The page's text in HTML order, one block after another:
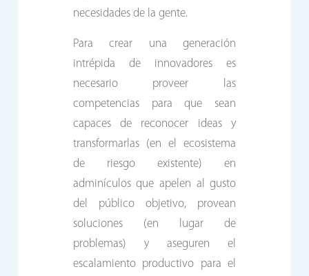
necesidades de la gente.
Para crear una generación
intrépida de innovadores es
necesario proveer las
competencias para que sean
capaces de reconocer ideas y
transformarlas (en el ecosistema
de riesgo existente) en
adminículos que apelen al gusto
del público objetivo, provean
soluciones (en lugar de
problemas) y aseguren el
escalamiento productivo para el